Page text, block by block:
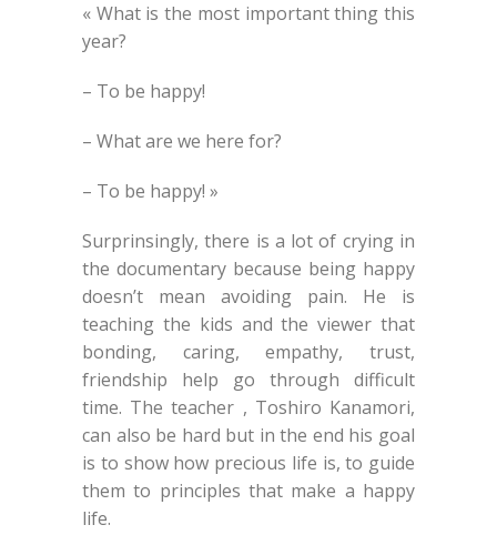
« What is the most important thing this
year?
– To be happy!
– What are we here for?
– To be happy! »
Surprinsingly, there is a lot of crying in
the documentary because being happy
doesn’t mean avoiding pain. He is
teaching the kids and the viewer that
bonding, caring, empathy, trust,
friendship help go through difficult
time. The teacher , Toshiro Kanamori,
can also be hard but in the end his goal
is to show how precious life is, to guide
them to principles that make a happy
life.